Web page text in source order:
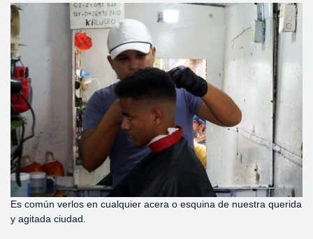
Es común verlos en cualquier acera o esquina de nuestra querida
y agitada ciudad.